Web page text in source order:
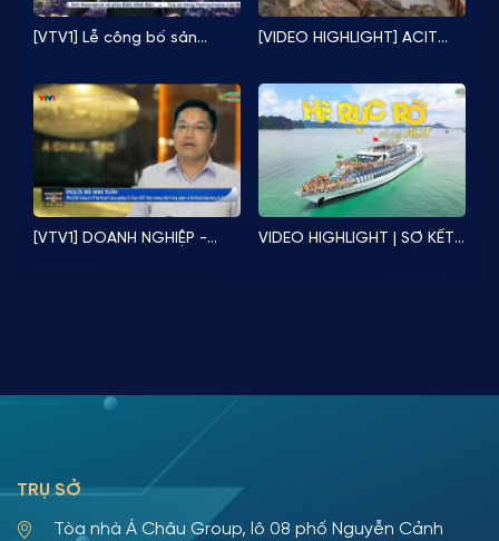
[VTV1] Lễ công bố sản
Quốc gia Việt Nam 2024
[VIDEO HIGHLIGHT] ACIT
LỄ SƠ KẾT HOẠT ĐỘNG 6
THÁNG ĐẦU NĂM 2024
[VTV1] DOANH NGHIỆP -
VIDEO HIGHLIGHT | SƠ KẾT
TRỤ SỞ
Tòa nhà Á Châu Group, lô 08 phố Nguyễn Cảnh